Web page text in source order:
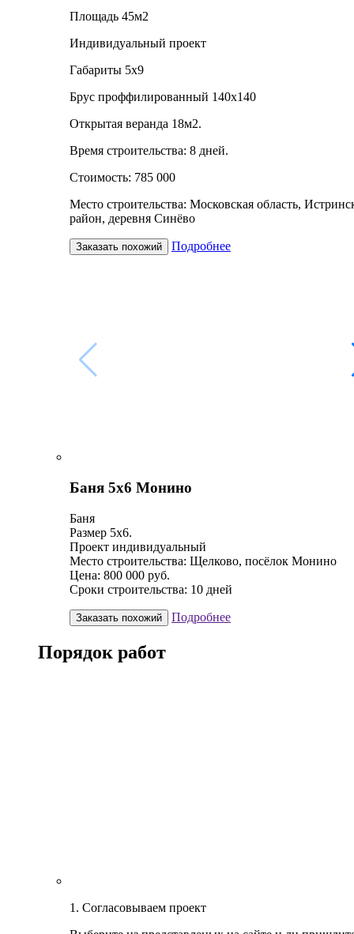
Площадь 45м2
Индивидуальный проект
Габариты 5х9
Брус проффилированный 140х140
Открытая веранда 18м2.
Время строительства: 8 дней.
Стоимость: 785 000
Место строительства: Московская область,
район, деревня Синёво
Заказать похожий Подробнее
Баня 5х6 Монино
Баня
Размер 5х6.
Проект индивидуальный
Место строительства: Щелково, посёлок Монино
Цена: 800 000 руб.
Сроки строительства: 10 дней
Заказать похожий Подробнее
Порядок работ
1. Согласовываем проект